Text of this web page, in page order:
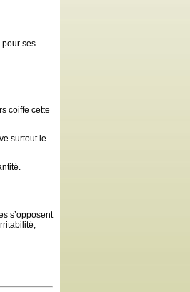
pour ses
coiffe cette
surtout le
s’opposent